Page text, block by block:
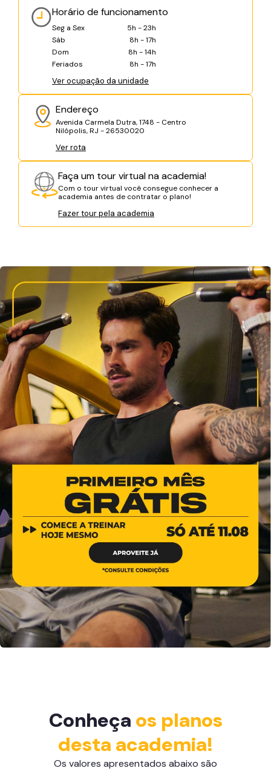
Horário de funcionamento
Seg a Sex
5h - 23h
Sáb
8h - 17h
Dom
8h - 14h
Feriados
8h - 17h
Ver ocupação da unidade
Endereço
Avenida Carmela Dutra, 1748 - Centro
Nilópolis, RJ - 26530020
Ver rota
Faça um tour virtual na academia!
Com o tour virtual você consegue conhecer a
academia antes de contratar o plano!
Fazer tour pela academia
Conheça os planos
desta academia!
Os valores apresentados abaixo são